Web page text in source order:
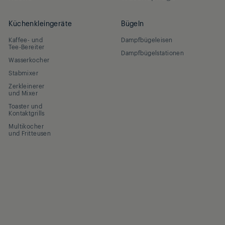
Küchenkleingeräte
Kaffee- und
Tee-Bereiter
Wasserkocher
Stabmixer
Zerkleinerer
und Mixer
Toaster und
Kontaktgrills
Multikocher
und Fritteusen
Bügeln
Dampfbügeleisen
Dampfbügelstationen